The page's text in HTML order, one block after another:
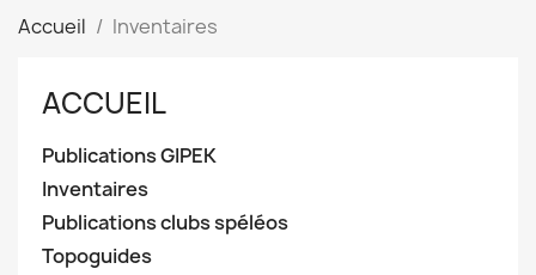
Accueil Inventaires
ACCUEIL
Publications GIPEK
Inventaires
Publications clubs spéléos
Topoguides